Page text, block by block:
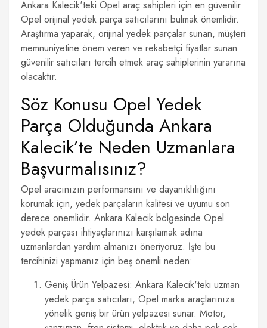
Ankara Kalecik'teki Opel araç sahipleri için en güvenilir
Opel orijinal yedek parça satıcılarını bulmak önemlidir.
Araştırma yaparak, orijinal yedek parçalar sunan, müşteri
memnuniyetine önem veren ve rekabetçi fiyatlar sunan
güvenilir satıcıları tercih etmek araç sahiplerinin yararına
olacaktır.
Söz Konusu Opel Yedek
Parça Olduğunda Ankara
Kalecik’te Neden Uzmanlara
Başvurmalısınız?
Opel aracınızın performansını ve dayanıklılığını
korumak için, yedek parçaların kalitesi ve uyumu son
derece önemlidir. Ankara Kalecik bölgesinde Opel
yedek parçası ihtiyaçlarınızı karşılamak adına
uzmanlardan yardım almanızı öneriyoruz. İşte bu
tercihinizi yapmanız için beş önemli neden:
Geniş Ürün Yelpazesi: Ankara Kalecik'teki uzman
yedek parça satıcıları, Opel marka araçlarınıza
yönelik geniş bir ürün yelpazesi sunar. Motor,